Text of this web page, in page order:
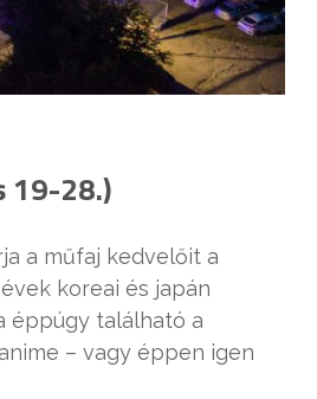
19-28.)
a műfaj kedvelőit a
koreai és japán
éppúgy található a
– vagy éppen igen